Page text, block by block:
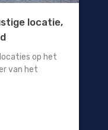
locatie,
op het
van het